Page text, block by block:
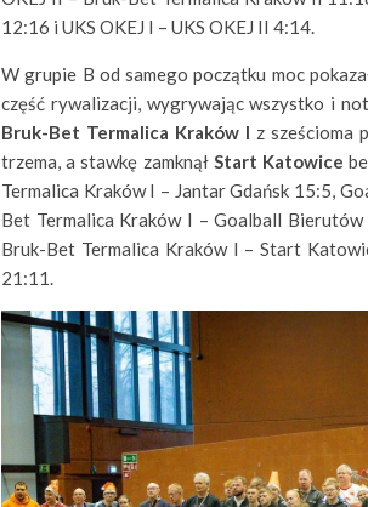
12:16 i UKS OKEJ I – UKS OKEJ II 4:14.
W grupie B od samego początku moc
część rywalizacji, wygrywając wszystko i
Bruk-Bet Termalica Kraków I z sześcioma
trzema, a stawkę zamknął Start Katowice
Termalica Kraków I – Jantar Gdańsk 15:5,
Bet Termalica Kraków I – Goalball
Bruk-Bet Termalica Kraków I – Start
21:11.